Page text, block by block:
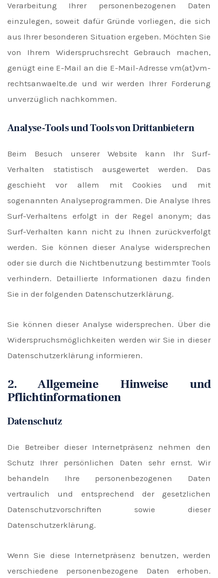
Verarbeitung Ihrer personenbezogenen Daten
einzulegen, soweit dafür Gründe vorliegen, die sich
aus Ihrer besonderen Situation ergeben. Möchten Sie
von Ihrem Widerspruchsrecht Gebrauch machen,
genügt eine E-Mail an die E-Mail-Adresse vm(at)vm-
rechtsanwaelte.de und wir werden Ihrer Forderung
unverzüglich nachkommen.
Analyse-Tools und Tools von Drittanbietern
Beim Besuch unserer Website kann Ihr Surf-
Verhalten statistisch ausgewertet werden. Das
geschieht vor allem mit Cookies und mit
sogenannten Analyseprogrammen. Die Analyse Ihres
Surf-Verhaltens erfolgt in der Regel anonym; das
Surf-Verhalten kann nicht zu Ihnen zurückverfolgt
werden. Sie können dieser Analyse widersprechen
oder sie durch die Nichtbenutzung bestimmter Tools
verhindern. Detaillierte Informationen dazu finden
Sie in der folgenden Datenschutzerklärung.
Sie können dieser Analyse widersprechen. Über die
Widerspruchsmöglichkeiten werden wir Sie in dieser
Datenschutzerklärung informieren.
2. Allgemeine Hinweise und
Pflichtinformationen
Datenschutz
Die Betreiber dieser Internetpräsenz nehmen den
Schutz Ihrer persönlichen Daten sehr ernst. Wir
behandeln Ihre personenbezogenen Daten
vertraulich und entsprechend der gesetzlichen
Datenschutzvorschriften sowie dieser
Datenschutzerklärung.
Wenn Sie diese Internetpräsenz benutzen, werden
verschiedene personenbezogene Daten erhoben.